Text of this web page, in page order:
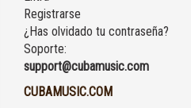
Registrarse
¿Has olvidado tu contraseña?
Soporte:
support@cubamusic.com
CUBAMUSIC.COM